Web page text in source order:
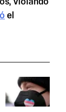
violando
el